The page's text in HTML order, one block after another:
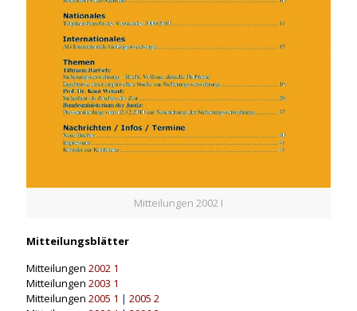
Mitteilungen 2002 I
Mitteilungsblätter
Mitteilungen 2002 1
Mitteilungen 2003 1
Mitteilungen 2005 1 | 2005 2